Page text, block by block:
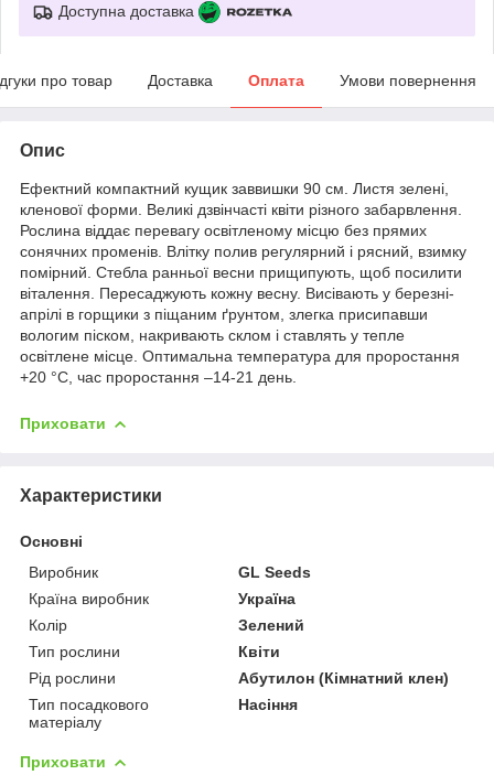
Доступна доставка
про товар Доставка Оплата Умови повернення
Опис
Ефектний компактний кущик заввишки 90 см. Листя зелені,
кленової форми. Великі дзвінчасті квіти різного забарвлення.
Рослина віддає перевагу освітленому місцю без прямих
сонячних променів. Влітку полив регулярний і рясний, взимку
помірний. Стебла ранньої весни прищипують, щоб посилити
віталення. Пересаджують кожну весну. Висівають у березні-
апрілі в горщики з піщаним ґрунтом, злегка присипавши
вологим піском, накривають склом і ставлять у тепле
освітлене місце. Оптимальна температура для проростання
+20 °C, час проростання –14-21 день.
Приховати
Характеристики
Основні
Виробник
GL Seeds
Країна виробник
Україна
Колір
Зелений
Тип рослини
Квіти
Рід рослини
Абутилон (Кімнатний клен)
Тип посадкового
матеріалу
Насіння
Приховати